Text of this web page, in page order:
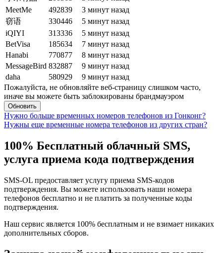
MeetMe
492839
3 минут назад
窃语
330446
5 минут назад
iQIYI
313336
5 минут назад
BetVisa
185634
7 минут назад
Hanabi
770877
8 минут назад
MessageBird 832887
9 минут назад
daha
580929
9 минут назад
Пожалуйста, не обновляйте веб-страницу слишком часто,
иначе вы можете быть заблокированы брандмауэром
Обновить
Нужно больше временных номеров телефонов из Гонконг?
Нужны еще временные номера телефонов из других стран?
100% Бесплатный облачный SMS,
услуга приема кода подтверждения
SMS-OL предоставляет услугу приема SMS-кодов
подтверждения. Вы можете использовать наши номера
телефонов бесплатно и не платить за полученные коды
подтверждения.
Наш сервис является 100% бесплатным и не взимает никаких
дополнительных сборов.